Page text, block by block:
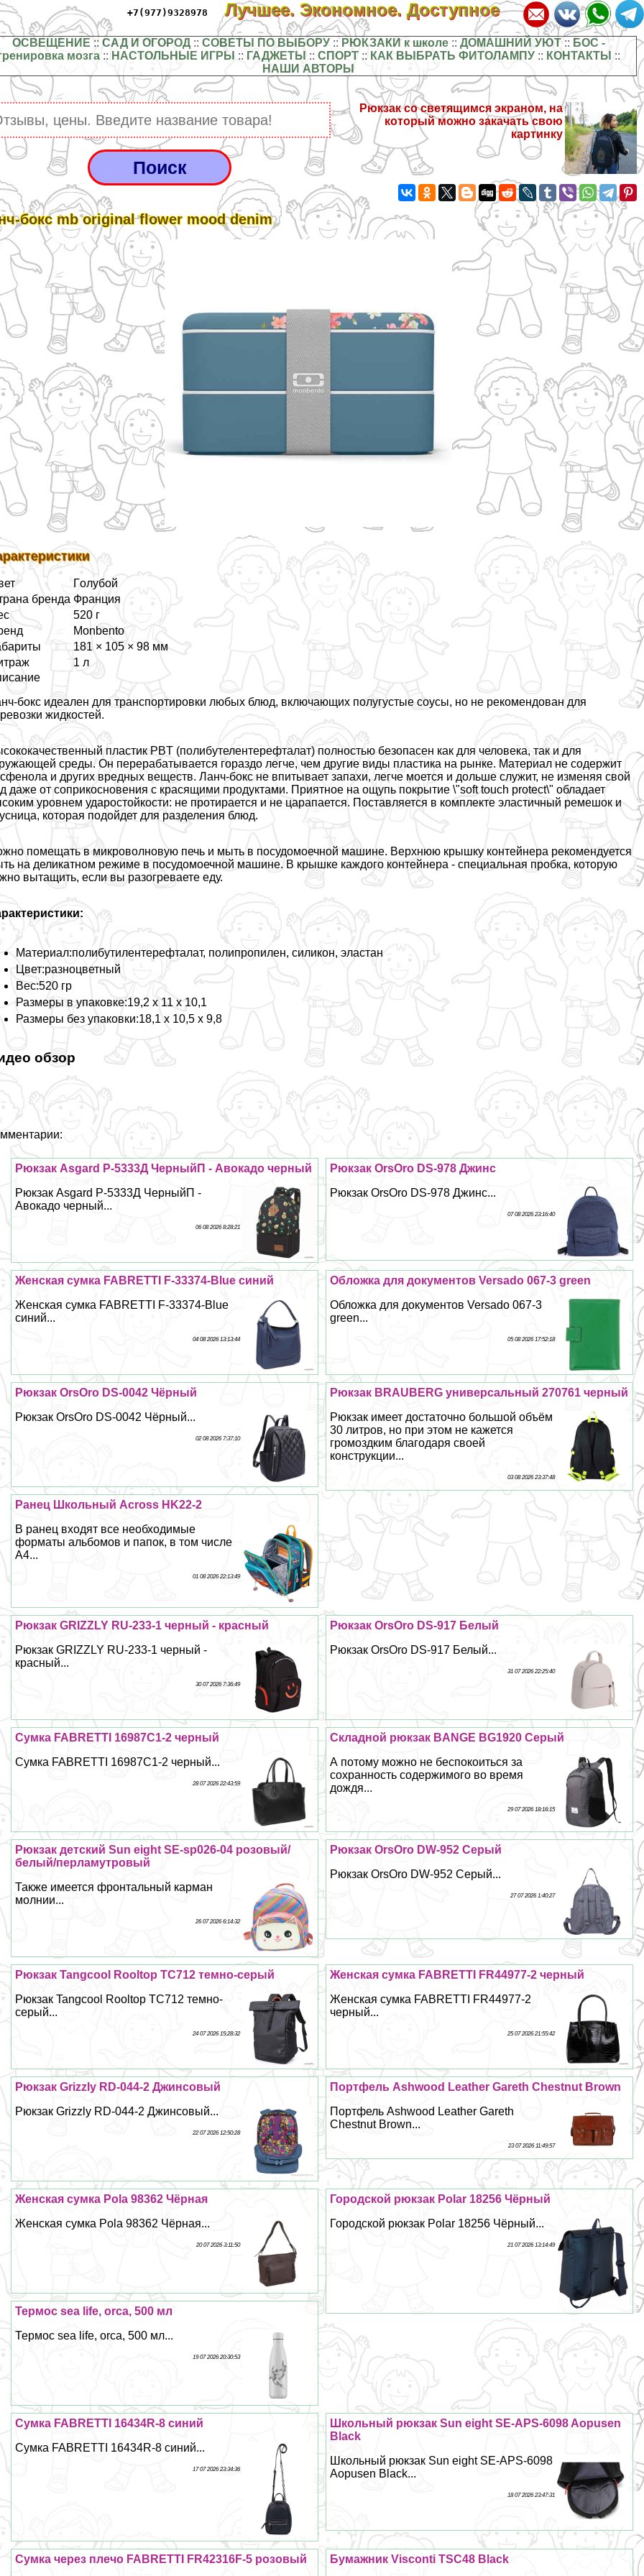
+7(977)9328978 Лучшее. Экономное. Доступное
ОСВЕЩЕНИЕ :: САД И ОГОРОД:: СОВЕТЫ ПО ВЫБОРУ:: РЮКЗАКИ к школе:: ДОМАШНИЙ УЮТ:: БОС -
мозга :: НАСТОЛЬНЫЕ ИГРЫ :: ГАДЖЕТЫ ::СПОРТ :: КАК ВЫБРАТЬ ФИТОЛАМПУ :: КОНТАКТЫ ::
НАШИ АВТОРЫ
Рюкзак со светящимся экраном, на
который можно закачать свою
картинку
бокс mb original flower mood denim
Гoлyбой
бренда Франция
520 г
Monbento
181 × 105 × 98 мм
1 л
бокс идеален для трaнcпортировки любых блюд, включающих полугустые соусы, но не рекомендован для
жидкостей.
пластик PBT (полибутелентерефталат) полностью безопасен как для человека, так и для
среды. Он переpaбатывается гораздо легче, чем другие виды пластика на рынке. Материал не содержит
и других вредных веществ. Ланч-бокс не впитывает запахи, легче моется и дольше служит, не изменяя свой
даже от соприкосновения с красящими продуктами. Приятное на ощупь покрытие \"soft touch protect\" обладает
уровнем ударостойкости: не протирается и не царапается. Поставляется в комплекте эластичный ремешок и
которая подойдет для разделения блюд.
помещать в микроволновую печь и мыть в посудомоечной машине. Верхнюю крышку контейнера рекомендуется
на деликатном режиме в посудомоечной машине. В крышке каждого контейнера - специальная пробка, которую
вытащить, если вы разогреваете еду.
Материал:полибутилентерефталат, полипропилен, силикон, эластан
Цвет:разноцветный
Вес:520 гр
Размеры в упаковке:19,2 х 11 х 10,1
Размеры без упаковки:18,1 х 10,5 х 9,8
обзор
Рюкзак OrsOro DS-978 Джинс
Рюкзак OrsOro DS-978 Джинс...
07 08 2026 23:16:40
Рюкзак Asgard Р-5333Д ЧерныйП - Авокадо черный
Рюкзак Asgard Р-5333Д ЧерныйП -
Авокадо черный...
06 08 2026 8:28:21
Обложка для документов Versado 067-3 green
Обложка для документов Versado 067-3
green...
05 08 2026 17:52:18
Женская сумка FABRETTI F-33374-Blue синий
Женская сумка FABRETTI F-33374-Blue
синий...
04 08 2026 13:13:44
Рюкзак BRAUBERG универсальный 270761 черный
Рюкзак имеет достаточно большой объём
30 литров, но при этом не кажется
громоздким благодаря своей
конструкции...
03 08 2026 23:37:48
Рюкзак OrsOro DS-0042 Чёрный
Рюкзак OrsOro DS-0042 Чёрный...
02 08 2026 7:37:10
Ранец Школьный Across HK22-2
В ранец входят все необходимые
форматы альбомов и папок, в том числе
А4...
01 08 2026 22:13:49
Рюкзак OrsOro DS-917 Белый
Рюкзак OrsOro DS-917 Белый...
31 07 2026 22:25:40
Рюкзак GRIZZLY RU-233-1 черный - красный
Рюкзак GRIZZLY RU-233-1 черный -
красный...
30 07 2026 7:36:49
Складной рюкзак BANGE BG1920 Серый
А потому можно не беспокоиться за
сохранность содержимого во время
дождя...
29 07 2026 18:16:15
Сумка FABRETTI 16987C1-2 черный
Сумка FABRETTI 16987C1-2 черный...
28 07 2026 22:43:59
Рюкзак OrsOro DW-952 Серый
Рюкзак OrsOro DW-952 Серый...
27 07 2026 1:40:27
Рюкзак детский Sun eight SE-sp026-04 розовый/
белый/перламутровый
Также имеется фронтальный карман
молнии...
26 07 2026 6:14:32
Женская сумка FABRETTI FR44977-2 черный
Женская сумка FABRETTI FR44977-2
черный...
25 07 2026 21:55:42
Рюкзак Tangcool Rooltop TC712 темно-серый
Рюкзак Tangcool Rooltop TC712 темно-
серый...
24 07 2026 15:28:32
Портфель Ashwood Leather Gareth Chestnut Brown
Портфель Ashwood Leather Gareth
Chestnut Brown...
23 07 2026 11:49:57
Рюкзак Grizzly RD-044-2 Джинсовый
Рюкзак Grizzly RD-044-2 Джинсовый...
22 07 2026 12:50:28
Городской рюкзак Polar 18256 Чёрный
Городской рюкзак Polar 18256 Чёрный...
21 07 2026 13:14:49
Женская сумка Pola 98362 Чёрная
Женская сумка Pola 98362 Чёрная...
20 07 2026 3:11:50
Термос sea life, orca, 500 мл
Термос sea life, orca, 500 мл...
19 07 2026 20:30:53
Школьный рюкзак Sun eight SE-APS-6098 Aopusen
Black
Школьный рюкзак Sun eight SE-APS-6098
Aopusen Black...
18 07 2026 23:47:31
Сумка FABRETTI 16434R-8 синий
Сумка FABRETTI 16434R-8 синий...
17 07 2026 23:34:36
Бумажник Visconti TSC48 Black
Сумка через плечо FABRETTI FR42316F-5 розовый